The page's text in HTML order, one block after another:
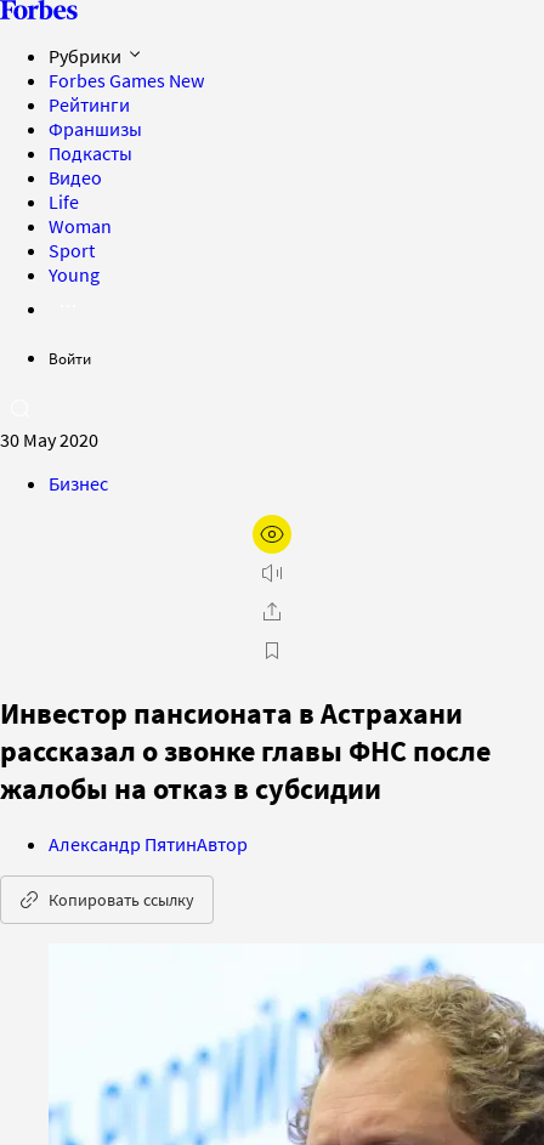
Рубрики
Forbes Games New
Рейтинги
Франшизы
Подкасты
Видео
Life
Woman
Sport
Young
Войти
30 May 2020
Бизнес
Инвестор пансионата в Астрахани
рассказал о звонке главы ФНС после
жалобы на отказ в субсидии
Александр ПятинАвтор
Копировать ссылку